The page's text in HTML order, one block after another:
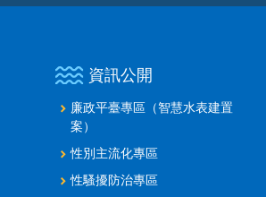
資訊公開
廉政平臺專區（智慧水表建置
案）
性別主流化專區
性騷擾防治專區